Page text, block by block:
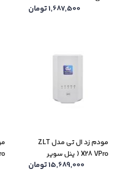
1,687,500تومان
مودم زد ال تی مدل ZLT
X28 VPro ( پنل سوپر
ادمین ویژه )15,689,000تومان